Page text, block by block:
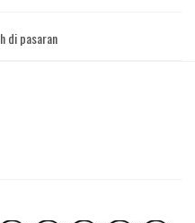
di pasaran